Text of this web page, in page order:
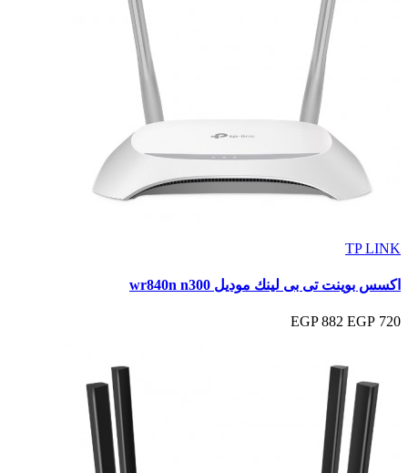
TP LINK
اكسس بوينت تى بى لينك موديل wr840n n300
720 EGP
882 EGP